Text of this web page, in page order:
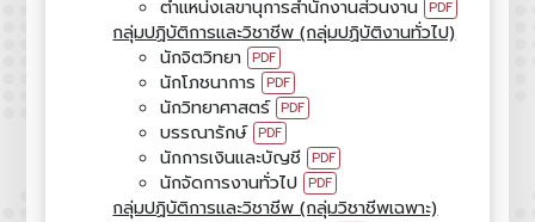
ตำแหน่งเลขานุการสำนักงานส่วนงาน PDF
กลุ่มปฏิบัติการและวิชาชีพ (กลุ่มปฏิบัติงานทั่วไป)
นักจิตวิทยา PDF
นักโภชนาการ PDF
นักวิทยาศาสตร์ PDF
บรรณารักษ์ PDF
นักการเงินและบัญชี PDF
นักจัดการงานทั่วไป PDF
กลุ่มปฏิบัติการและวิชาชีพ (กลุ่มวิชาชีพเฉพาะ)